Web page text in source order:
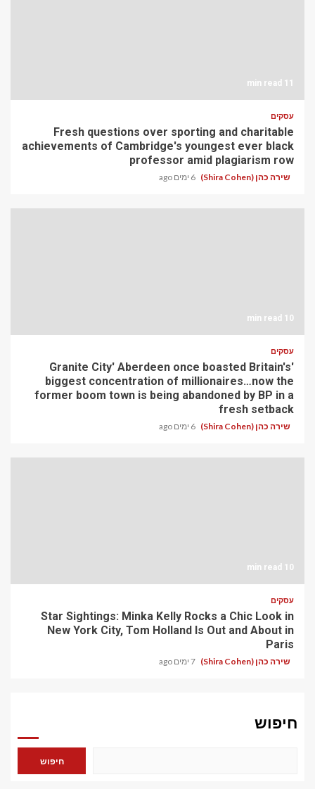
11 min read
עסקים
Fresh questions over sporting and charitable
achievements of Cambridge's youngest ever black
professor amid plagiarism row
שירה כהן (Shira Cohen) 6 ימים ago
10 min read
עסקים
'Granite City' Aberdeen once boasted Britain's
biggest concentration of millionaires…now the
former boom town is being abandoned by BP in a
fresh setback
שירה כהן (Shira Cohen) 6 ימים ago
10 min read
עסקים
Star Sightings: Minka Kelly Rocks a Chic Look in
New York City, Tom Holland Is Out and About in
Paris
שירה כהן (Shira Cohen) 7 ימים ago
חיפוש
חיפוש